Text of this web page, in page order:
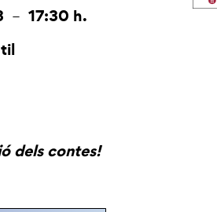
– 17:30 h.
dels contes!